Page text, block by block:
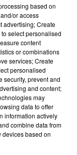
based on
or access
advertising; Create
select personalised
content
or combinations
services; Create
personalised
security, prevent and
and content;
may
data to offer
information actively
combine data from
devices based on